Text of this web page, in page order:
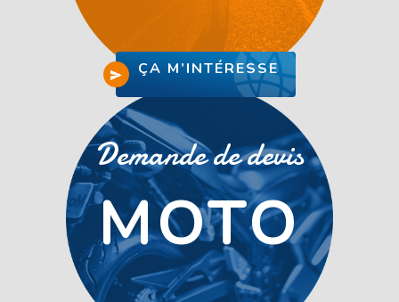
ÇA M’INTÉRESSE
Demande de devis
MOTO